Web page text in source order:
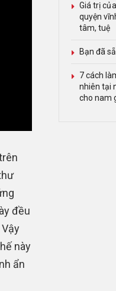
đều
này
ẩn
Giá trị
quyện
tâm, tuệ
Bạn đã
7 cách
nhiên tại
cho nam